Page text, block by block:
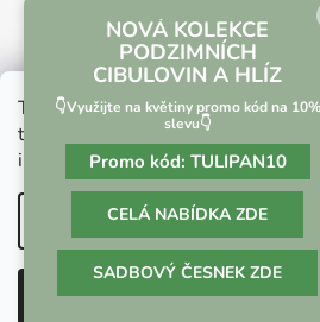
Tento web používá soubory
tohoto webu vyjadřujete souhlas s
informacízde.
Nastavenie
Odmietnuť
Vrácení zboží a reklamace
Vytvoril
Copyright 2026Culina
NOVÁ KOLEKCE
PODZIMNÍCH
CIBULOVIN A HLÍZ
👇Využijte na květiny promo kód na 10%
slevu👇
Promo kód: TULIPAN10
CELÁ NABÍDKA ZDE
SADBOVÝ ČESNEK ZDE